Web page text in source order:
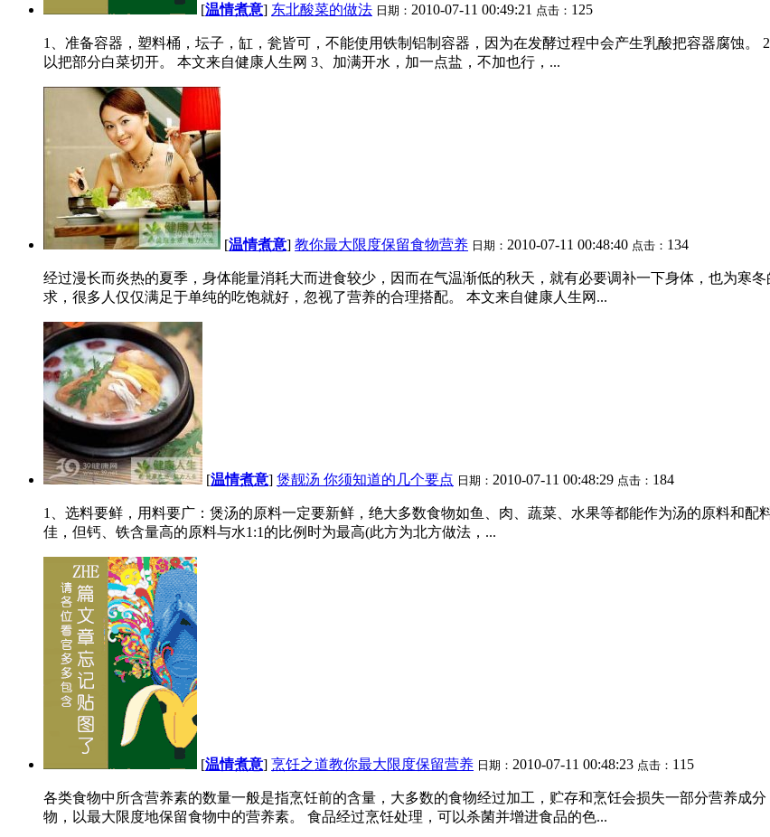
[温情煮意] 东北酸菜的做法 日期： 2010-07-11 00:49:21 点击： 125
1、准备容器，塑料桶，坛子，缸，瓮皆可，不能使用铁制铝制容器，因为在发酵过程中会产生乳酸把容器腐蚀
以把部分白菜切开。 本文来自健康人生网 3、加满开水，加一点盐，不加也行，...
[温情煮意] 教你最大限度保留食物营养 日期： 2010-07-11 00:48:40 点击： 134
经过漫长而炎热的夏季，身体能量消耗大而进食较少，因而在气温渐低的秋天，就有必要调补一下身体，也为寒
求，很多人仅仅满足于单纯的吃饱就好，忽视了营养的合理搭配。 本文来自健康人生网...
[温情煮意] 煲靓汤 你须知道的几个要点 日期： 2010-07-11 00:48:29 点击： 184
1、选料要鲜，用料要广：煲汤的原料一定要新鲜，绝大多数食物如鱼、肉、蔬菜、水果等都能作为汤的原料和配
佳，但钙、铁含量高的原料与水1:1的比例时为最高(此方为北方做法，...
[温情煮意] 烹饪之道教你最大限度保留营养 日期： 2010-07-11 00:48:23 点击： 115
各类食物中所含营养素的数量一般是指烹饪前的含量，大多数的食物经过加工，贮存和烹饪会损失一部分营养成
物，以最大限度地保留食物中的营养素。 食品经过烹饪处理，可以杀菌并增进食品的色...